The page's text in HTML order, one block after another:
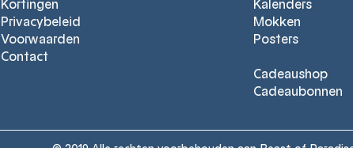
Kortingen
Privacybeleid
Voorwaarden
Contact
Kalenders
Mokken
Posters
Cadeaushop
Cadeaubonnen